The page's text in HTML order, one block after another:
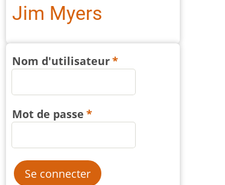
Jim Myers
Nom d'utilisateur
Mot de passe